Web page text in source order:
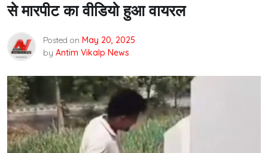
से मारपीट का वीडियो हुआ वायरल
Posted on May 20, 2025
by Antim Vikalp News